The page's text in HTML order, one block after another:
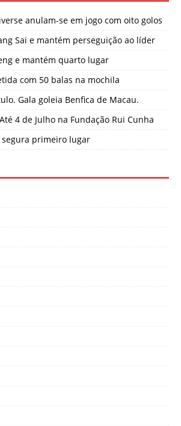
anulam-se em jogo com oito golos
Sai e mantém perseguição ao líder
e mantém quarto lugar
com 50 balas na mochila
Gala goleia Benfica de Macau.
4 de Julho na Fundação Rui Cunha
segura primeiro lugar